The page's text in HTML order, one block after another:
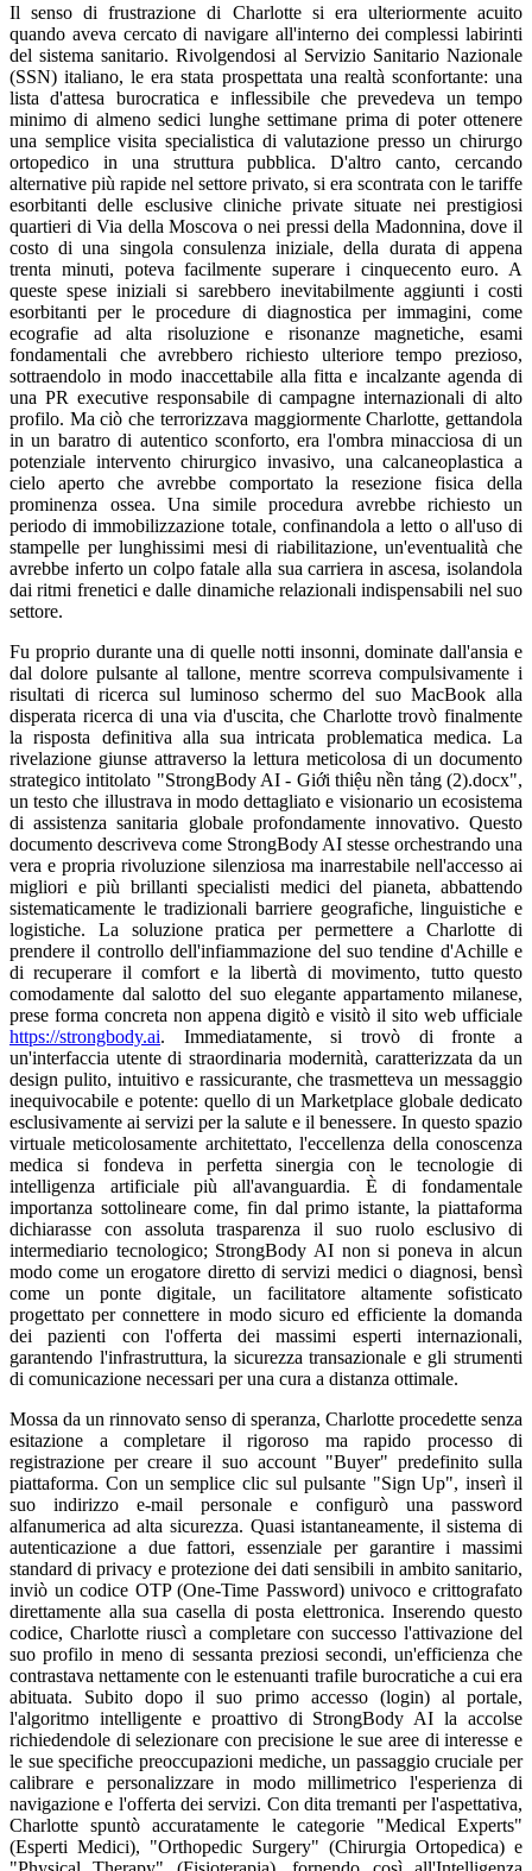
Il senso di frustrazione di Charlotte si era ulteriormente acuito
quando aveva cercato di navigare all'interno dei complessi labirinti
del sistema sanitario. Rivolgendosi al Servizio Sanitario Nazionale
(SSN) italiano, le era stata prospettata una realtà sconfortante: una
lista d'attesa burocratica e inflessibile che prevedeva un tempo
minimo di almeno sedici lunghe settimane prima di poter ottenere
una semplice visita specialistica di valutazione presso un chirurgo
ortopedico in una struttura pubblica. D'altro canto, cercando
alternative più rapide nel settore privato, si era scontrata con le tariffe
esorbitanti delle esclusive cliniche private situate nei prestigiosi
quartieri di Via della Moscova o nei pressi della Madonnina, dove il
costo di una singola consulenza iniziale, della durata di appena
trenta minuti, poteva facilmente superare i cinquecento euro. A
queste spese iniziali si sarebbero inevitabilmente aggiunti i costi
esorbitanti per le procedure di diagnostica per immagini, come
ecografie ad alta risoluzione e risonanze magnetiche, esami
fondamentali che avrebbero richiesto ulteriore tempo prezioso,
sottraendolo in modo inaccettabile alla fitta e incalzante agenda di
una PR executive responsabile di campagne internazionali di alto
profilo. Ma ciò che terrorizzava maggiormente Charlotte, gettandola
in un baratro di autentico sconforto, era l'ombra minacciosa di un
potenziale intervento chirurgico invasivo, una calcaneoplastica a
cielo aperto che avrebbe comportato la resezione fisica della
prominenza ossea. Una simile procedura avrebbe richiesto un
periodo di immobilizzazione totale, confinandola a letto o all'uso di
stampelle per lunghissimi mesi di riabilitazione, un'eventualità che
avrebbe inferto un colpo fatale alla sua carriera in ascesa, isolandola
dai ritmi frenetici e dalle dinamiche relazionali indispensabili nel suo
settore.
Fu proprio durante una di quelle notti insonni, dominate dall'ansia e
dal dolore pulsante al tallone, mentre scorreva compulsivamente i
risultati di ricerca sul luminoso schermo del suo MacBook alla
disperata ricerca di una via d'uscita, che Charlotte trovò finalmente
la risposta definitiva alla sua intricata problematica medica. La
rivelazione giunse attraverso la lettura meticolosa di un documento
strategico intitolato "StrongBody AI - Giới thiệu nền tảng (2).docx",
un testo che illustrava in modo dettagliato e visionario un ecosistema
di assistenza sanitaria globale profondamente innovativo. Questo
documento descriveva come StrongBody AI stesse orchestrando una
vera e propria rivoluzione silenziosa ma inarrestabile nell'accesso ai
migliori e più brillanti specialisti medici del pianeta, abbattendo
sistematicamente le tradizionali barriere geografiche, linguistiche e
logistiche. La soluzione pratica per permettere a Charlotte di
prendere il controllo dell'infiammazione del suo tendine d'Achille e
di recuperare il comfort e la libertà di movimento, tutto questo
comodamente dal salotto del suo elegante appartamento milanese,
prese forma concreta non appena digitò e visitò il sito web ufficiale
https://strongbody.ai. Immediatamente, si trovò di fronte a
un'interfaccia utente di straordinaria modernità, caratterizzata da un
design pulito, intuitivo e rassicurante, che trasmetteva un messaggio
inequivocabile e potente: quello di un Marketplace globale dedicato
esclusivamente ai servizi per la salute e il benessere. In questo spazio
virtuale meticolosamente architettato, l'eccellenza della conoscenza
medica si fondeva in perfetta sinergia con le tecnologie di
intelligenza artificiale più all'avanguardia. È di fondamentale
importanza sottolineare come, fin dal primo istante, la piattaforma
dichiarasse con assoluta trasparenza il suo ruolo esclusivo di
intermediario tecnologico; StrongBody AI non si poneva in alcun
modo come un erogatore diretto di servizi medici o diagnosi, bensì
come un ponte digitale, un facilitatore altamente sofisticato
progettato per connettere in modo sicuro ed efficiente la domanda
dei pazienti con l'offerta dei massimi esperti internazionali,
garantendo l'infrastruttura, la sicurezza transazionale e gli strumenti
di comunicazione necessari per una cura a distanza ottimale.
Mossa da un rinnovato senso di speranza, Charlotte procedette senza
esitazione a completare il rigoroso ma rapido processo di
registrazione per creare il suo account "Buyer" predefinito sulla
piattaforma. Con un semplice clic sul pulsante "Sign Up", inserì il
suo indirizzo e-mail personale e configurò una password
alfanumerica ad alta sicurezza. Quasi istantaneamente, il sistema di
autenticazione a due fattori, essenziale per garantire i massimi
standard di privacy e protezione dei dati sensibili in ambito sanitario,
inviò un codice OTP (One-Time Password) univoco e crittografato
direttamente alla sua casella di posta elettronica. Inserendo questo
codice, Charlotte riuscì a completare con successo l'attivazione del
suo profilo in meno di sessanta preziosi secondi, un'efficienza che
contrastava nettamente con le estenuanti trafile burocratiche a cui era
abituata. Subito dopo il suo primo accesso (login) al portale,
l'algoritmo intelligente e proattivo di StrongBody AI la accolse
richiedendole di selezionare con precisione le sue aree di interesse e
le sue specifiche preoccupazioni mediche, un passaggio cruciale per
calibrare e personalizzare in modo millimetrico l'esperienza di
navigazione e l'offerta dei servizi. Con dita tremanti per l'aspettativa,
Charlotte spuntò accuratamente le categorie "Medical Experts"
(Esperti Medici), "Orthopedic Surgery" (Chirurgia Ortopedica) e